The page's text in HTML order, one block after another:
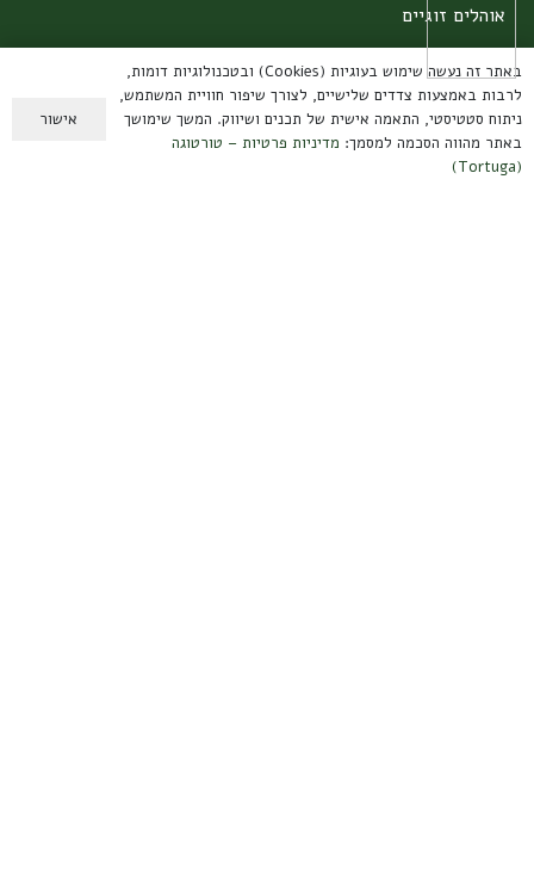
אוהלים זוגיים
חיפושים נפוצים
אוהל זוגי
באתר זה נעשה שימוש בעוגיות (Cookies) ובטכנולוגיות דומות,
לרבות באמצעות צדדים שלישיים, לצורך שיפור חוויית המשתמש,
ניתוח סטטיסטי, התאמה אישית של תכנים ושיווק. המשך שימושך
באתר מהווה הסכמה למסמך: מדיניות פרטיות – טורטוגה
(Tortuga)
אישור